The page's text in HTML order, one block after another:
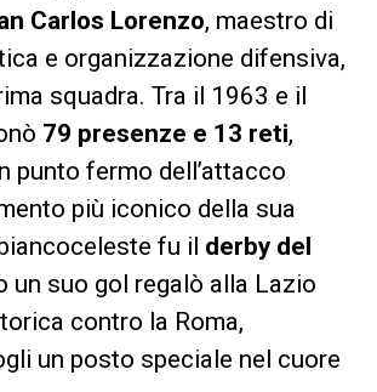
Carlos Lorenzo, maestro di
e organizzazione difensiva,
squadra. Tra il 1963 e il
79 presenze e 13 reti,
punto fermo dell’attacco
più iconico della sua
fu il derby del
un suo gol regalò alla Lazio
contro la Roma,
un posto speciale nel cuore